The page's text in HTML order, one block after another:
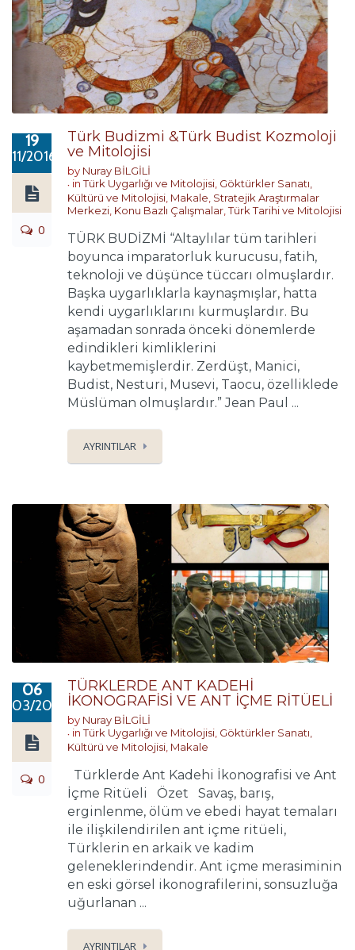
19
11/2016
0
Türk Budizmi &Türk Budist Kozmoloji
ve Mitolojisi
by Nuray BİLGİLİ
inTürk Uygarlığı ve Mitolojisi Göktürkler Sanatı,
Kültürü ve Mitolojisi Makale Stratejik Araştırmalar
Merkezi Konu Bazlı Çalışmalar ,Türk Tarihi ve Mitolojisi
TÜRK BUDİZMİ “Altaylılar tüm tarihleri
boyunca imparatorluk kurucusu, fatih,
teknoloji ve düşünce tüccarı olmuşlardır.
Başka uygarlıklarla kaynaşmışlar, hatta
kendi uygarlıklarını kurmuşlardır. Bu
aşamadan sonrada önceki dönemlerde
edindikleri kimliklerini
kaybetmemişlerdir. Zerdüşt, Manici,
Budist, Nesturi, Musevi, Taocu, özelliklede
Müslüman olmuşlardır.” Jean Paul ...
AYRINTILAR
06
03/2016
0
TÜRKLERDE ANT KADEHİ
İKONOGRAFİSİ VE ANT İÇME RİTÜELİ
by Nuray BİLGİLİ
inTürk Uygarlığı ve Mitolojisi Göktürkler Sanatı,
Kültürü ve Mitolojisi Makale
Türklerde Ant Kadehi İkonografisi ve Ant
İçme Ritüeli Özet Savaş, barış,
erginlenme, ölüm ve ebedi hayat temaları
ile ilişkilendirilen ant içme ritüeli,
Türklerin en arkaik ve kadim
geleneklerindendir. Ant içme merasiminin
en eski görsel ikonografilerini, sonsuzluğa
uğurlanan ...
AYRINTILAR